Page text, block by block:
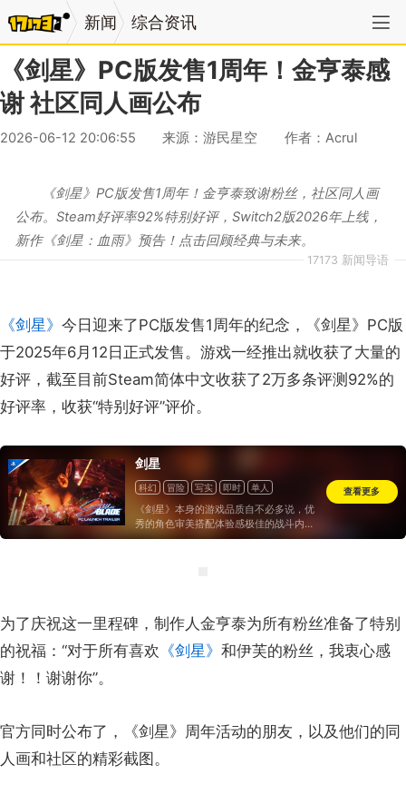
新闻 综合资讯
《剑星》PC版发售1周年！金亨泰感
谢 社区同人画公布
2026-06-12 20:06:55 来源：游民星空 作者：Acrul
17173 新闻导语
《剑星》PC版发售1周年！金亨泰致谢粉丝，社区同人画
公布。Steam好评率92%特别好评，Switch2版2026年上线，
新作《剑星：血雨》预告！点击回顾经典与未来。
《剑星》 今日迎来了PC版发售1周年的纪念，《剑星》PC版
于2025年6月12日正式发售。游戏一经推出就收获了大量的
好评，截至目前Steam简体中文收获了2万多条评测92%的
好评率，收获“特别好评”评价。
剑星
科幻 冒险 写实 即时
单人
部分支持控制器
一次性付费
《剑星》本身的游戏品质自不必多说，优
秀的角色审美搭配体验感极佳的战斗内
容，可以说是将传统韩游最出彩的两大特
查看更多
为了庆祝这一里程碑，制作人金亨泰为所有粉丝准备了特别
的祝福：“对于所有喜欢 《剑星》 和伊芙的粉丝，我衷心感
谢！！谢谢你”。
官方同时公布了，《剑星》周年活动的朋友，以及他们的同
人画和社区的精彩截图。